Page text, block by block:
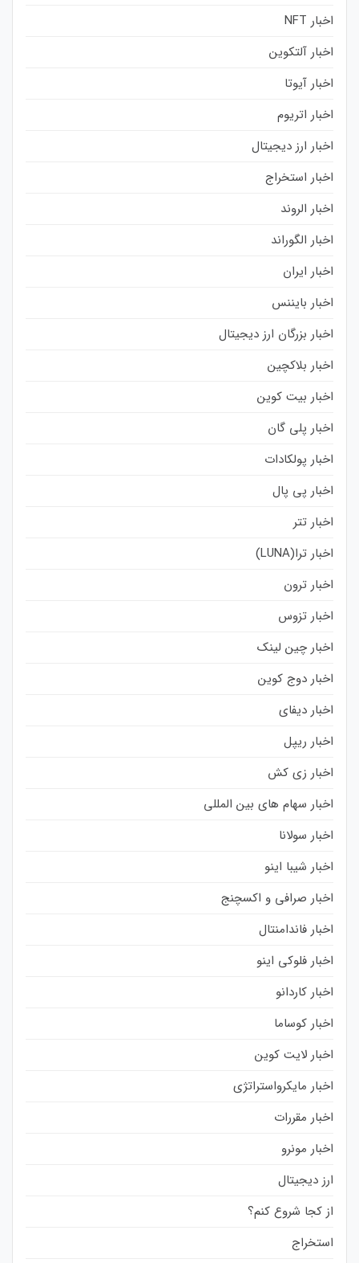
اخبار NFT
اخبار آلتکوین
اخبار آیوتا
اخبار اتریوم
اخبار ارز دیجیتال
اخبار استخراج
اخبار الروند
اخبار الگوراند
اخبار ایران
اخبار بایننس
اخبار بزرگان ارز دیجیتال
اخبار بلاکچین
اخبار بیت کوین
اخبار پلی گان
اخبار پولکادات
اخبار پی پال
اخبار تتر
اخبار ترا(LUNA)
اخبار ترون
اخبار تزوس
اخبار چین لینک
اخبار دوج کوین
اخبار دیفای
اخبار ریپل
اخبار زی کش
اخبار سهام های بین المللی
اخبار سولانا
اخبار شیبا اینو
اخبار صرافی و اکسچنج
اخبار فاندامنتال
اخبار فلوکی اینو
اخبار کاردانو
اخبار کوساما
اخبار لایت کوین
اخبار مایکرواستراتژی
اخبار مقررات
اخبار مونرو
ارز دیجیتال
از کجا شروع کنم؟
استخراج